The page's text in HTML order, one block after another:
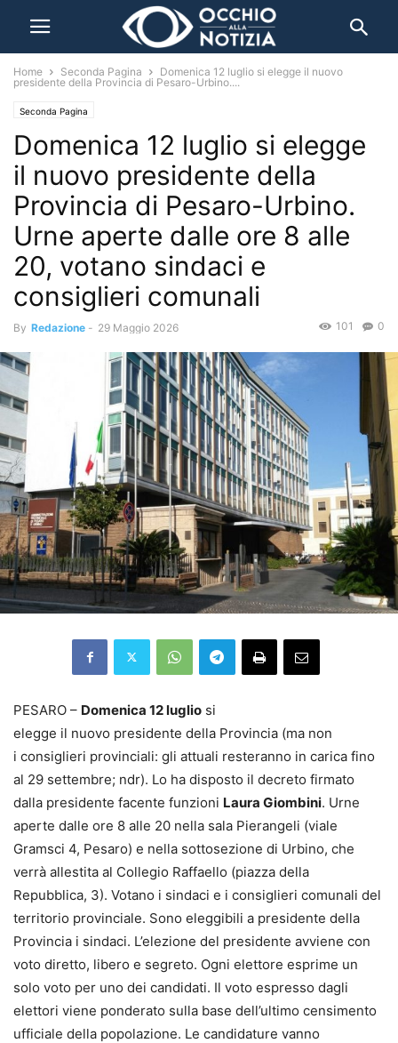
Home Seconda Pagina
Domenica 12 luglio si elegge il nuovo
presidente della Provincia di Pesaro-Urbino....
Seconda Pagina
Domenica 12 luglio si elegge
il nuovo presidente della
Provincia di Pesaro-Urbino.
Urne aperte dalle ore 8 alle
20, votano sindaci e
consiglieri comunali
By Redazione - 29 Maggio 2026 0
101
PESARO – Domenica 12 luglio si
elegge il nuovo presidente della Provincia (ma non
i consiglieri provinciali: gli attuali resteranno in carica fino
al 29 settembre; ndr). Lo ha disposto il decreto firmato
dalla presidente facente funzioni Laura Giombini. Urne
aperte dalle ore 8 alle 20 nella sala Pierangeli (viale
Gramsci 4, Pesaro) e nella sottosezione di Urbino, che
verrà allestita al Collegio Raffaello (piazza della
Repubblica, 3). Votano i sindaci e i consiglieri comunali del
territorio provinciale. Sono eleggibili a presidente della
Provincia i sindaci. L’elezione del presidente avviene con
voto diretto, libero e segreto. Ogni elettore esprime un
solo voto per uno dei candidati. Il voto espresso dagli
elettori viene ponderato sulla base dell’ultimo censimento
ufficiale della popolazione. Le candidature vanno